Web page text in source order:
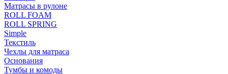
Матрасы в рулоне
ROLL FOAM
ROLL SPRING
Simple
Текстиль
Чехлы для матраса
Основания
Тумбы и комоды